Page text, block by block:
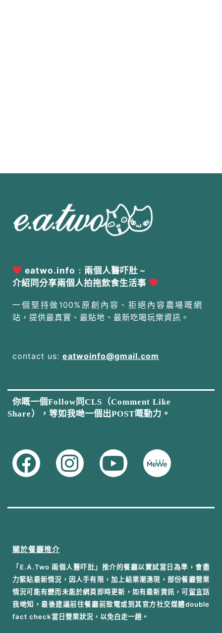
eatwo.info﹕兩個人醫吓肚 –
介紹同分享兩個人拍拖飲食生活事
一個堅持做100%原創內容、拒絕內容農場嘅網
站，提供最真實、最貼地、最新吃喝玩樂資訊。
contact us: eatwoinfo@gmail.com
你嘅一個Follow同CLS（Comment Like
Share），等如我哋一個出POST嘅動力。
關於餐廳推介
「E.A.Two 兩個人醫吓肚」推介的餐廳以實試當日為準，會盡
力緊貼最新情況，因人手有限，加上結業潮湧現，部份餐廳營業
情況可能有變而未能於網頁即時更新，如有最新資訊，可留言話
我哋知，最後建議前往餐廳前致電或到其官方社交媒體double
fact check當日營業狀況，以免白走一趟。